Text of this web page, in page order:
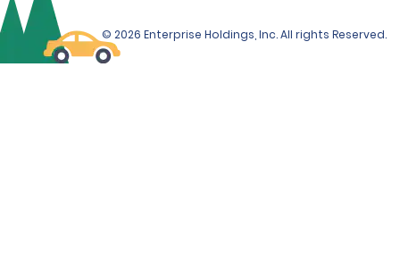
einer externen Organisation beinhalten können.
© 2026 Enterprise Holdings, Inc. All rights Reserved.